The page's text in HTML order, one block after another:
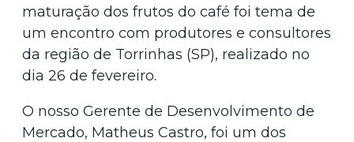
maturação dos frutos do café foi tema de
um encontro com produtores e consultores
da região de Torrinhas (SP), realizado no
dia 26 de fevereiro.
O nosso Gerente de Desenvolvimento de
Mercado, Matheus Castro, foi um dos